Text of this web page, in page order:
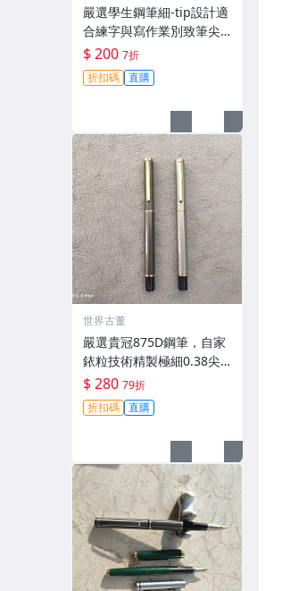
嚴選學生鋼筆細-tip設計適
合練字與寫作業別致筆尖
書寫順滑單支出售詳細請
查看圖文關鍵詞：鋼筆 筆
尖 字體練習
$ 200 7折
折扣碼 直購
世界古董
嚴選貴冠875D鋼筆，自家
銥粒技術精製極細0.38尖
端，完美融合時尚與實用
貴冠875D 鋼筆 時尚 學生
$ 280 79折
折扣碼 直購